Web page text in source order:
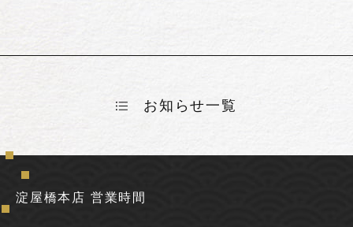
お知らせ一覧
淀屋橋本店 営業時間